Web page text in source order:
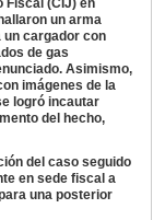
Fiscal (CIJ) en
un arma
un cargador con
de gas
Asimismo,
imágenes de la
logró incautar
del hecho,
del caso seguido
en sede fiscal a
una posterior